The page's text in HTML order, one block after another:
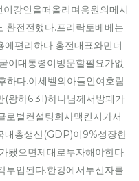
강인을떠올리며응원의메시
환전전했다.프리락토베베는
편리하다.홍전대표와민더
이대통령이방문할필요가없
하다.이세벨의아들인여호람
왕하6:31)하나님께서방패가
로벌컨설팅회사맥킨지가서
내총생산(GDP)이9%성장한
됐으면제대로투자해야한다.
투입된다.한강에서투신자를